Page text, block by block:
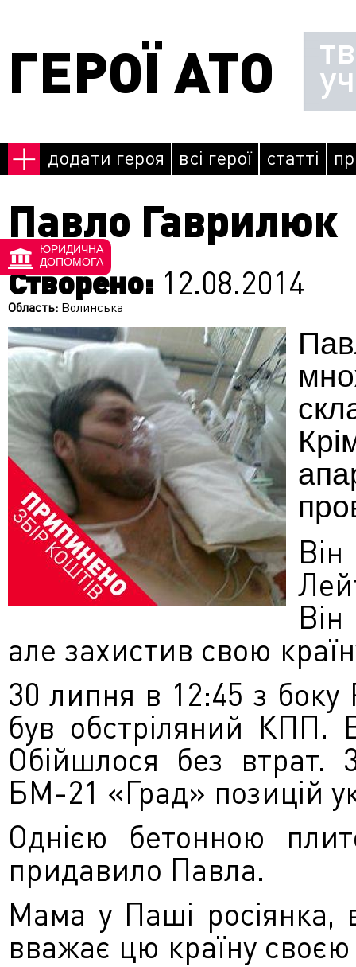
ГЕРОЇ АТО
додати героя всі герої статті
Павло Гаврилюк
Створено: 12.08.2014
Область: Волинська
але захистив свою
30 липня в 12:45 з
був обстріляний КПП.
Обійшлося без
БМ-21 «Град» позицій
Однією бетонною
придавило Павла.
Мама у Паші росіянка,
вважає цю країну
ЮРИДИЧНА
ДОПОМОГА